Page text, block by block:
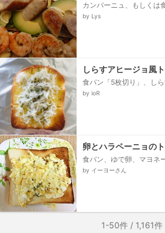
カンパーニュ、もしくは
ズ、ソーセージ
by Lys
しらすアヒージョ風
食パン「5枚切り」、し
くチューブ、パセリ、ブ
by ioR
卵とハラペーニョの
食パン、ゆで卵、マヨネ
け
by イーヨーさん
1-50件 / 1,161件